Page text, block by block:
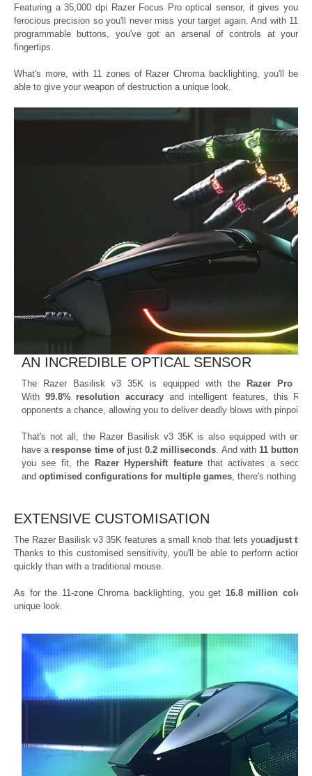
Featuring a 35,000 dpi Razer Focus Pro optical sensor, it gives you
ferocious precision so you'll never miss your target again. And with 11
programmable buttons, you've got an arsenal of controls at your
fingertips.
What's more, with 11 zones of Razer Chroma backlighting, you'll be
able to give your weapon of destruction a unique look.
AN INCREDIBLE OPTICAL SENSOR
The Razer Basilisk v3 35K is equipped with the Razer Pro
With 99.8% resolution accuracy and intelligent features, this
opponents a chance, allowing you to deliver deadly blows with pinpoint
That's not all, the Razer Basilisk v3 35K is also equipped with
have a response time ofjust0.2 milliseconds . And with 11 buttons
you see fit, the Razer Hypershift featurethat activates a
and optimised configurations for multiple games , there's nothing
EXTENSIVE CUSTOMISATION
The Razer Basilisk v3 35K features a small knob that lets youadjust the
Thanks to this customised sensitivity, you'll be able to perform actions
quickly than with a traditional mouse.
As for the 11-zone Chroma backlighting, you get 16.8 million
unique look.